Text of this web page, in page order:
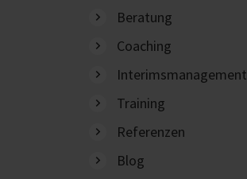
Beratung
Coaching
Interimsmanagement
Training
Referenzen
Blog